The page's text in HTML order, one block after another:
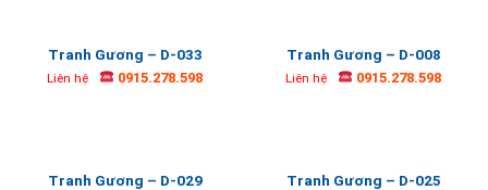
Tranh Gương – D-033
Liên hệ 0915.278.598
Tranh Gương – D-008
Liên hệ 0915.278.598
Tranh Gương – D-029 Tranh Gương – D-025